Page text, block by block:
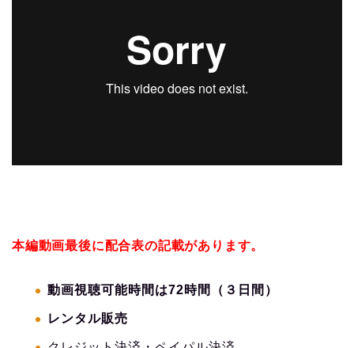
本編動画最後に配合表の記載があります。
動画視聴可能時間は72時間（３日間）
レンタル販売